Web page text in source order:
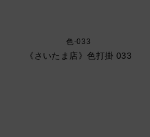
色-033
《さいたま店》色打掛 033